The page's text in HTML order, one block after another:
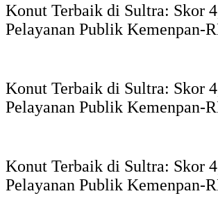
Konut Terbaik di Sultra: Skor
Pelayanan Publik Kemenpan-
Konut Terbaik di Sultra: Skor
Pelayanan Publik Kemenpan-
Konut Terbaik di Sultra: Skor
Pelayanan Publik Kemenpan-